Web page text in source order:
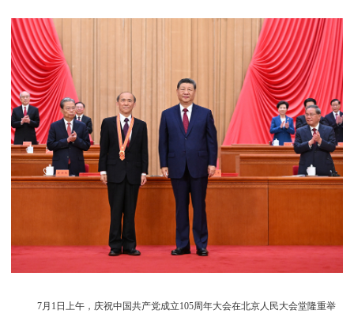
7月1日上午，庆祝中国共产党成立105周年大会在北京人民大会堂隆重举